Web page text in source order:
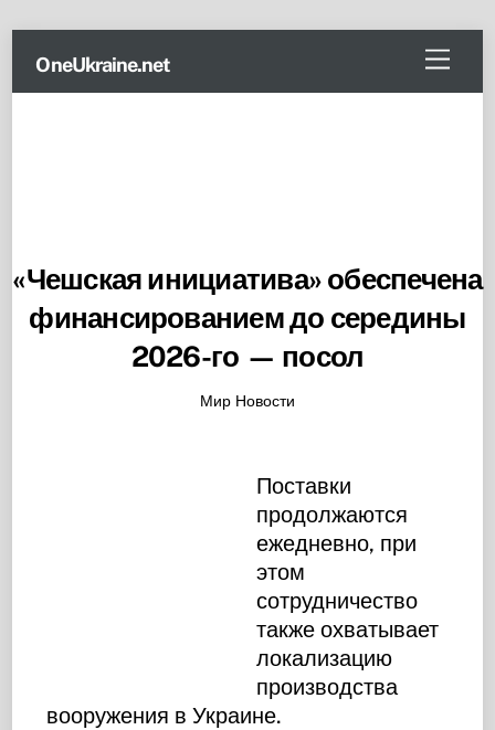
content
Menu
OneUkraine.net
«Чешская инициатива» обеспечена
финансированием до середины
2026-го — посол
Мир Новости
Поставки
продолжаются
ежедневно, при
этом
сотрудничество
также охватывает
локализацию
производства
вооружения в Украине.